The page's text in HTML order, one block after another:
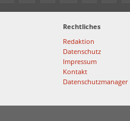
Rechtliches
Redaktion
Datenschutz
Impressum
Kontakt
Datenschutzmanager